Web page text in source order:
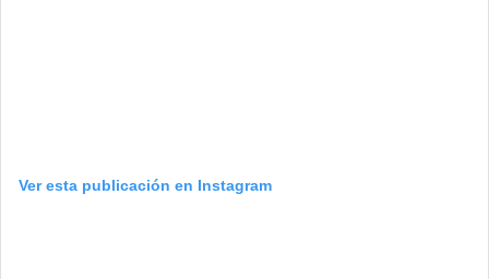
Ver esta publicación en Instagram